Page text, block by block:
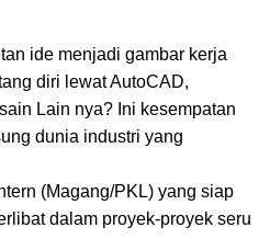
ide menjadi gambar kerja
diri lewat AutoCAD,
Lain nya? Ini kesempatan
dunia industri yang
(Magang/PKL) yang siap
dalam proyek-proyek seru